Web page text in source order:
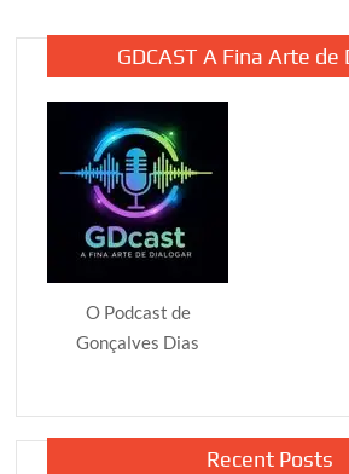
GDCAST A Fina Arte de
O Podcast de
Gonçalves Dias
Recent Posts